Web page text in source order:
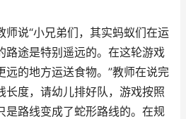
师说“小兄弟们，其实蚂蚁们在运
路途是特别遥远的。在这轮游戏
远的地方运送食物。”教师在说完
长度，请幼儿排好队，游戏按照
是路线变成了蛇形路线的。在规